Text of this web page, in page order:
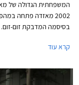
2002 מאזדה פתחה
בסיסמה המדבקת זום-
פנסים שקופים ומבחר
המכלולים עם התנהגות
קרא עוד